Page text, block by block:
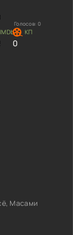
Голосов: 0
0
Масами